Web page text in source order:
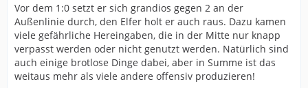
Vor dem 1:0 setzt er sich grandios gegen 2 an der
Außenlinie durch, den Elfer holt er auch raus. Dazu kamen
viele gefährliche Hereingaben, die in der Mitte nur knapp
verpasst werden oder nicht genutzt werden. Natürlich sind
auch einige brotlose Dinge dabei, aber in Summe ist das
weitaus mehr als viele andere offensiv produzieren!